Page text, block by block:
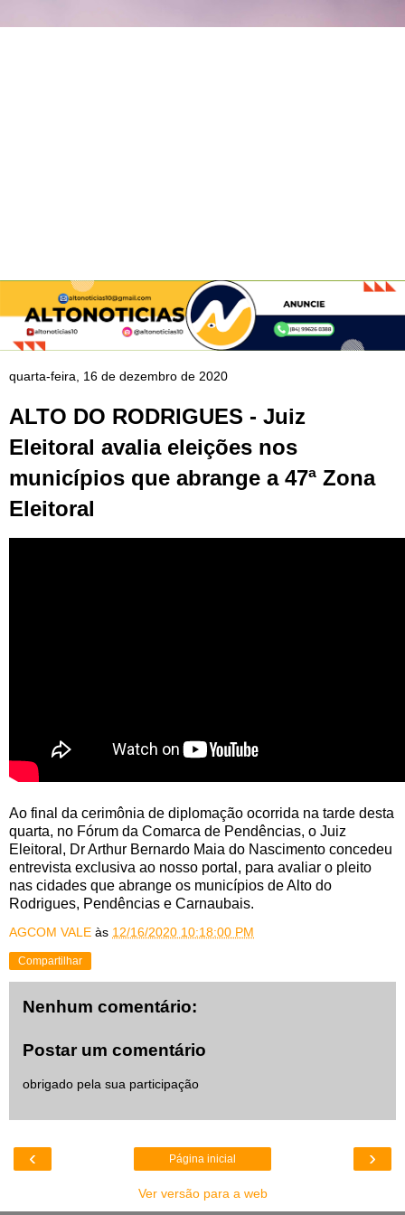
quarta-feira, 16 de dezembro de 2020
ALTO DO RODRIGUES - Juiz
Eleitoral avalia eleições nos
municípios que abrange a 47ª Zona
Eleitoral
Ao final da cerimônia de diplomação ocorrida na tarde desta
quarta, no Fórum da Comarca de Pendências, o Juiz
Eleitoral, Dr Arthur Bernardo Maia do Nascimento concedeu
entrevista exclusiva ao nosso portal, para avaliar o pleito
nas cidades que abrange os municípios de Alto do
Rodrigues, Pendências e Carnaubais.
AGCOM VALE às 12/16/2020 10:18:00 PM
Compartilhar
Nenhum comentário:
Postar um comentário
obrigado pela sua participação
‹ ›
Página inicial
Ver versão para a web